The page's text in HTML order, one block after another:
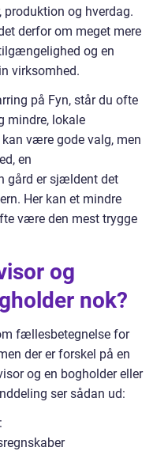
produktion og hverdag.
derfor om meget mere
og en
virksomhed.
på Fyn, står du ofte
mindre, lokale
være gode valg, men
en
gård er sjældent det
Her kan et mindre
være den mest trygge
og
nok?
fællesbetegnelse for
der er forskel på en
og en bogholder eller
ser sådan ud: